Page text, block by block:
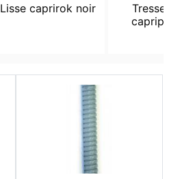
Lisse caprirok noir